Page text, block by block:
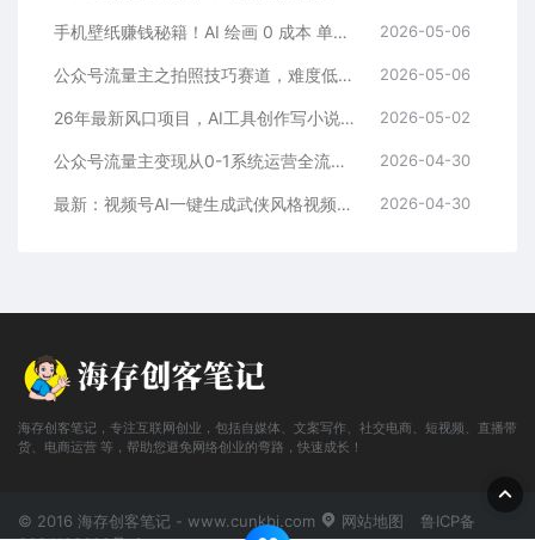
手机壁纸赚钱秘籍！AI 绘画 0 成本 单店狂销 3.8 万单 2026-05-06
公众号流量主之拍照技巧赛道，难度低+流量大，起号第一篇就爆了10w阅读！ 2026-05-06
26年最新风口项目，AI工具创作写小说，轻松实现日入1000+ 2026-05-02
公众号流量主变现从0-1系统运营全流程讲解！ 2026-04-30
最新：视频号AI一键生成武侠风格视频，狂撸视频号分成收益，学完轻松日入1000+ 2026-04-30
海存创客笔记，专注互联网创业，包括自媒体、文案写作、社交电商、短视频、直播带
货、电商运营 等，帮助您避免网络创业的弯路，快速成长！
© 2016 海存创客笔记 - www.cunkbj.com 网站地图
鲁ICP备